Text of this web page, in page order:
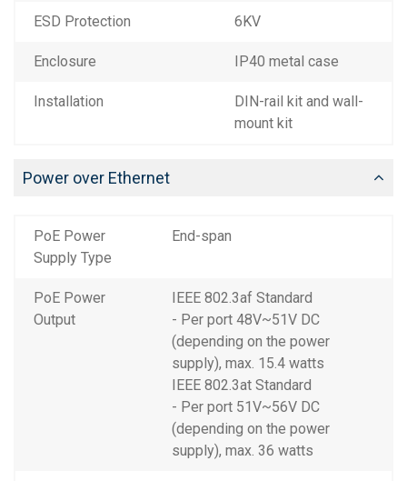
ESD Protection 6KV
Enclosure IP40 metal case
Installation
DIN-rail kit and wall-
mount kit
Power over Ethernet
PoE Power
Supply Type
End-span
PoE Power
Output
IEEE 802.3af Standard
- Per port 48V~51V DC
(depending on the power
supply), max. 15.4 watts
IEEE 802.3at Standard
- Per port 51V~56V DC
(depending on the power
supply), max. 36 watts